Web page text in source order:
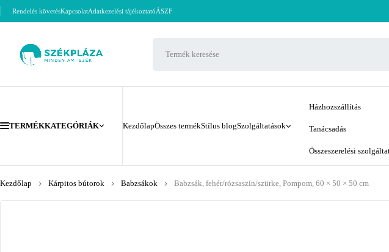
Rendelés követésKapcsolatAdatkezelési tájékoztatóÁSZF
TERMÉKKATEGÓRIÁK KezdőlapÖsszes termékStílus blogSzolgáltatások
Házhozszállítás
Tanácsadás
Összeszerelési
Kezdőlap Kárpitos bútorok Babzsákok Babzsák, fehér/rózsaszín/szürke, Pompom, 60 × 50 × 50 cm